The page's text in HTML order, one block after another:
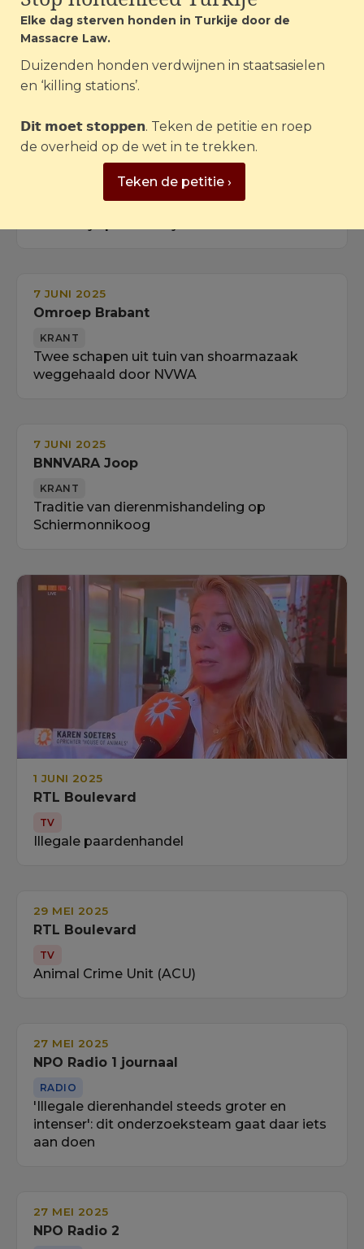
MAGAZINE
Karen is de eerste 'dierencrimefighter' van
Nederland: 'Bij de horrorfokker uit Eersel
zagen we meteen dat het mis was'
7 JUNI 2025
Omroep Venray
NVWA en politie grijpen in bij illegale
7 JUNI 2025
Omroep Brabant
KRANT
Twee schapen uit tuin van shoarmazaak
weggehaald door NVWA
7 JUNI 2025
BNNVARA Joop
KRANT
Traditie van dierenmishandeling op
Schiermonnikoog
1 JUNI 2025
RTL Boulevard
TV
Illegale paardenhandel
29 MEI 2025
RTL Boulevard
TV
Animal Crime Unit (ACU)
27 MEI 2025
NPO Radio 1 journaal
RADIO
'Illegale dierenhandel steeds groter en
intenser': dit onderzoeksteam gaat daar iets
aan doen
27 MEI 2025
NPO Radio 2
Elke dag sterven honden in Turkije door de
Massacre Law.
Duizenden honden verdwijnen in staatsasielen
en ‘killing stations’.
𝗗𝗶𝘁 𝗺𝗼𝗲𝘁 𝘀𝘁𝗼𝗽𝗽𝗲𝗻. Teken de petitie en roep
de overheid op de wet in te trekken.
Teken de petitie ›